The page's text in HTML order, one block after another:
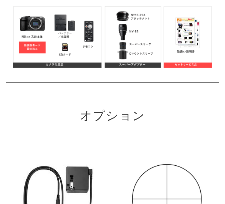
オプション